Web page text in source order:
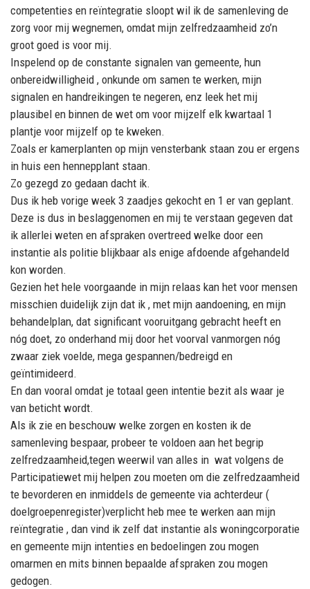
competenties en reïntegratie sloopt wil ik de samenleving de
zorg voor mij wegnemen, omdat mijn zelfredzaamheid zo’n
groot goed is voor mij.
Inspelend op de constante signalen van gemeente, hun
onbereidwilligheid , onkunde om samen te werken, mijn
signalen en handreikingen te negeren, enz leek het mij
plausibel en binnen de wet om voor mijzelf elk kwartaal 1
plantje voor mijzelf op te kweken.
Zoals er kamerplanten op mijn vensterbank staan zou er ergens
in huis een hennepplant staan.
Zo gezegd zo gedaan dacht ik.
Dus ik heb vorige week 3 zaadjes gekocht en 1 er van geplant.
Deze is dus in beslaggenomen en mij te verstaan gegeven dat
ik allerlei weten en afspraken overtreed welke door een
instantie als politie blijkbaar als enige afdoende afgehandeld
kon worden.
Gezien het hele voorgaande in mijn relaas kan het voor mensen
misschien duidelijk zijn dat ik , met mijn aandoening, en mijn
behandelplan, dat significant vooruitgang gebracht heeft en
nóg doet, zo onderhand mij door het voorval vanmorgen nóg
zwaar ziek voelde, mega gespannen/bedreigd en
geïntimideerd.
En dan vooral omdat je totaal geen intentie bezit als waar je
van beticht wordt.
Als ik zie en beschouw welke zorgen en kosten ik de
samenleving bespaar, probeer te voldoen aan het begrip
zelfredzaamheid,tegen weerwil van alles in wat volgens de
Participatiewet mij helpen zou moeten om die zelfredzaamheid
te bevorderen en inmiddels de gemeente via achterdeur (
doelgroepenregister)verplicht heb mee te werken aan mijn
reïntegratie , dan vind ik zelf dat instantie als woningcorporatie
en gemeente mijn intenties en bedoelingen zou mogen
omarmen en mits binnen bepaalde afspraken zou mogen
gedogen.